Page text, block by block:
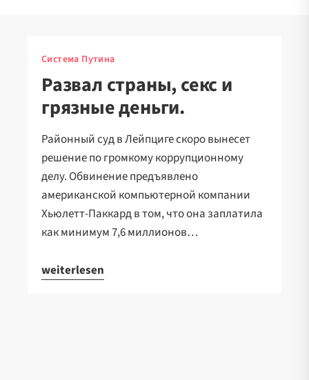
Система Путина
Развал страны, секс и
грязные деньги.
Районный суд в Лейпциге скоро вынесет
решение по громкому коррупционному
делу. Обвинение предъявлено
американской компьютерной компании
Хьюлетт-Паккард в том, что она заплатила
как минимум 7,6 миллионов…
weiterlesen